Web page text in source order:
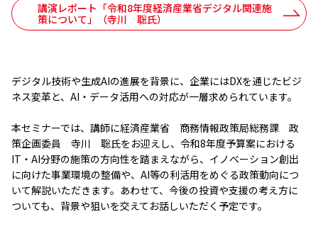
講演レポート「令和8年度経済産業省デジタル関連施
策について」（寺川 聡氏）
デジタル技術や生成AIの進展を背景に、企業にはDXを通じたビジ
ネス変革と、AI・データ活用への対応が一層求められています。
本セミナーでは、講師に経済産業省 商務情報政策局総務課 政
策企画委員 寺川 聡氏をお迎えし、令和8年度予算案における
IT・AI分野の施策の方向性を踏まえながら、イノベーション創出
に向けた事業環境の整備や、AI等の利活用をめぐる政策動向につ
いて解説いただきます。あわせて、今後の投資や支援の考え方に
ついても、背景や狙いを交えてお話しいただく予定です。